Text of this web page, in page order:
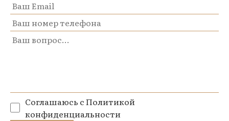
Соглашаюсь сПолитикой
конфиденциальности